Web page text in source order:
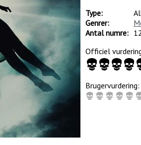
Type:
Genrer:
Antal numre: 12
Officiel
Brugervurdering: